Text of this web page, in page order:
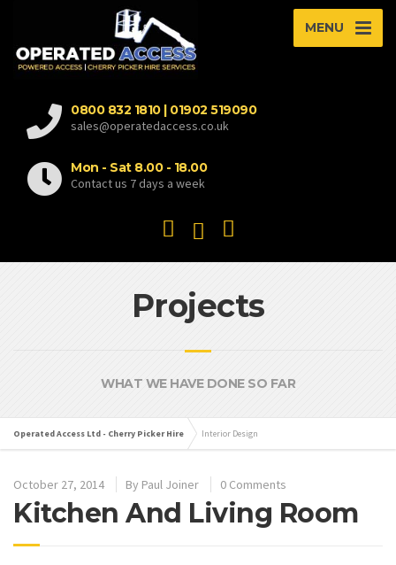
MENU
0800 832 1810 | 01902 519090
sales@operatedaccess.co.uk
Mon - Sat 8.00 - 18.00
Contact us 7 days a week
Projects
WHAT WE HAVE DONE SO FAR
Operated Access Ltd - Cherry Picker Hire Interior Design
October 27, 2014 By Paul Joiner 0 Comments
Kitchen And Living Room